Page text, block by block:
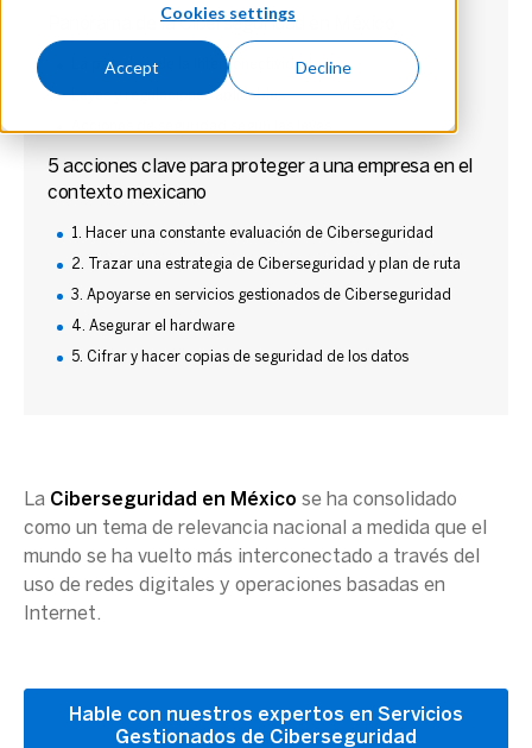
Cookies settings
Accept Decline
Panorama de la Ciberseguridad en México
La paradoja de la interconectividad
Leyes y regulaciones aplicables
5 acciones clave para proteger a una empresa en el
contexto mexicano
1. Hacer una constante evaluación de Ciberseguridad
2. Trazar una estrategia de Ciberseguridad y plan de ruta
3. Apoyarse en servicios gestionados de Ciberseguridad
4. Asegurar el hardware
5. Cifrar y hacer copias de seguridad de los datos
La Ciberseguridad en México se ha consolidado
como un tema de relevancia nacional a medida que el
mundo se ha vuelto más interconectado a través del
uso de redes digitales y operaciones basadas en
Internet.
Hable con nuestros expertos en Servicios
Gestionados de Ciberseguridad